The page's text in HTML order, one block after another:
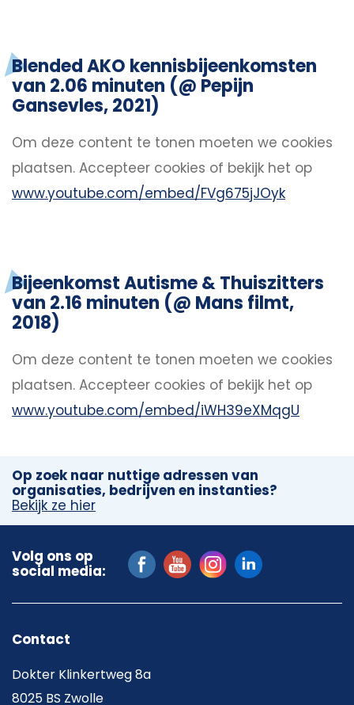
Blended AKO kennisbijeenkomsten
van 2.06 minuten (@ Pepijn
Gansevles, 2021)
Om deze content te tonen moeten we cookies
plaatsen. Accepteer cookies of bekijk het op
www.youtube.com/embed/FVg675jJOyk
Bijeenkomst Autisme & Thuiszitters
van 2.16 minuten (@ Mans filmt,
2018)
Om deze content te tonen moeten we cookies
plaatsen. Accepteer cookies of bekijk het op
www.youtube.com/embed/iWH39eXMqgU
Op zoek naar nuttige adressen van
organisaties, bedrijven en instanties?
Bekijk ze hier
Volg ons op
social media:
Contact
Dokter Klinkertweg 8a
8025 BS Zwolle